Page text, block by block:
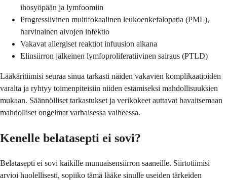
ihosyöpään ja lymfoomiin
Progressiivinen multifokaalinen leukoenkefalopatia (PML),
harvinainen aivojen infektio
Vakavat allergiset reaktiot infuusion aikana
Elinsiirron jälkeinen lymfoproliferatiivinen sairaus (PTLD)
Lääkäritiimisi seuraa sinua tarkasti näiden vakavien komplikaatioiden
varalta ja ryhtyy toimenpiteisiin niiden estämiseksi mahdollisuuksien
mukaan. Säännölliset tarkastukset ja verikokeet auttavat havaitsemaan
mahdolliset ongelmat varhaisessa vaiheessa.
Kenelle belatasepti ei sovi?
Belatasepti ei sovi kaikille munuaisensiirron saaneille. Siirtotiimisi
arvioi huolellisesti, sopiiko tämä lääke sinulle useiden tärkeiden